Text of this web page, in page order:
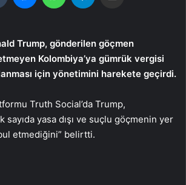
Trump, gönderilen göçmen
Kolombiya’ya gümrük vergisi
için yönetimini harekete geçirdi.
Truth Social’da Trump,
sayıda yasa dışı ve suçlu göçmenin yer
etmediğini” belirtti.